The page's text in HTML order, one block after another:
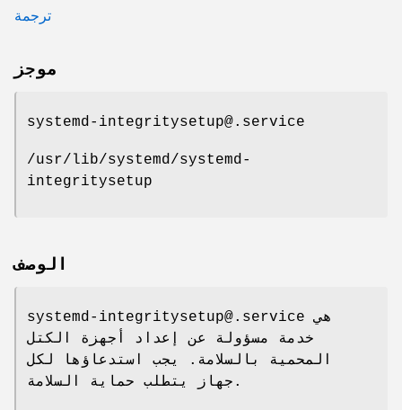
ترجمة
موجز
systemd-integritysetup@.service
/usr/lib/systemd/systemd-
integritysetup
الوصف
systemd-integritysetup@.service هي
خدمة مسؤولة عن إعداد أجهزة الكتل
المحمية بالسلامة. يجب استدعاؤها لكل
جهاز يتطلب حماية السلامة.